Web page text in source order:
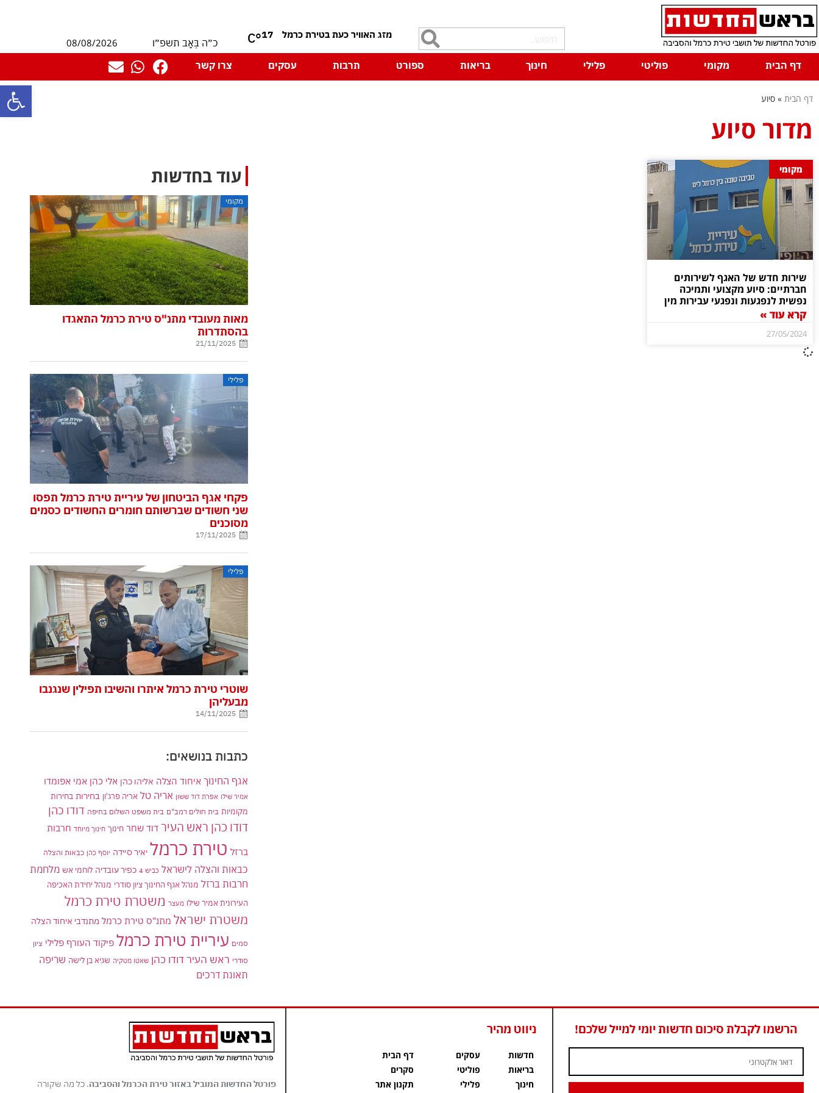
פתח
17
°C כ״ה בְּאָב תשפ״ו
08/08/2026
דף הבית
מקומי פוליטי פלילי חינוך בריאות ספורט תרבות עסקים צרו קשר
דף הבית » סיוע
מדור סיוע
מקומי
שירות חדש של האגף לשירותים
חברתיים: סיוע מקצועי ותמיכה
נפשית לנפגעות ונפגעי עבירות מין
קרא עוד »
27/05/2024
עוד בחדשות
מקומי
מאות מעובדי מתנ"ס טירת כרמל התאגדו
בהסתדרות
21/11/2025
פלילי
פקחי אגף הביטחון של עיריית טירת כרמל תפסו
שני חשודים שברשותם חומרים החשודים כסמים
מסוכנים
17/11/2025
פלילי
שוטרי טירת כרמל איתרו והשיבו תפילין שנגנבו
מבעליהן
14/11/2025
כתבות בנושאים:
אגף החינוך איחוד הצלה אליהו כהן אלי כהן אמי אפומדו
אמיר שילו אפרת דוד ששון אריה טל אריה פרג'ון בחירות בחירות
מקומיות בית חולים רמב"ם בית משפט השלום בחיפה דודו כהן
דודו כהן ראש העיר דוד שחר חינוך חינוך מיוחד חרבות
ברזל טירת כרמל יאיר סיידה יוסף כהן כבאות והצלה
כבאות והצלה לישראל כביש 4 כפיר עובדיה לוחמי אש מלחמת
חרבות ברזל מנהל אגף החינוך ציון סודרי מנהל יחידת האכיפה
העירונית אמיר שילו מעצר משטרת טירת כרמל
משטרת ישראל מתנ"ס טירת כרמל מתנדבי איחוד הצלה
סמים עיריית טירת כרמל פיקוד העורף פלילי ציון
סודרי ראש העיר דודו כהן שאטו מטקיה שגיא בן לישה שריפה
תאונת דרכים
הרשמו לקבלת סיכום חדשות יומי למייל שלכם! ניווט מהיר
חדשות
בריאות
חינוך
עסקים
פוליטי
פלילי
דף הבית
סקרים
תקנון אתר
פורטל החדשות המוביל באזור טירת הכרמל והסביבה. כל מה שקורה